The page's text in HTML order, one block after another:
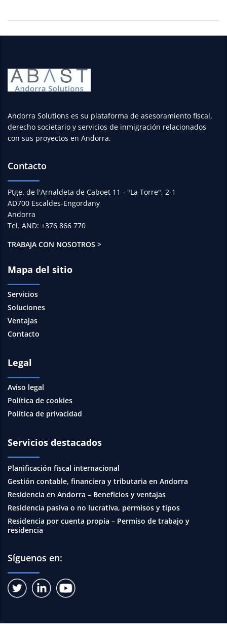
Andorra Solutions es su plataforma de asesoramiento fiscal,
derecho societario y servicios de inmigración relacionados
con sus proyectos en Andorra.
Contacto
Ptge. de l'Arnaldeta de Caboet 11 - "La Torre", 2-1
AD700 Escaldes-Engordany
Andorra
Tel. AND: +376 866 770
TRABAJA CON NOSOTROS >
Mapa del sitio
Servicios
Soluciones
Ventajas
Contacto
Legal
Aviso legal
Política de cookies
Política de privacidad
Servicios destacados
Planificación fiscal internacional
Gestión contable, financiera y tributaria en Andorra
Residencia en Andorra – Beneficios y ventajas
Residencia pasiva o no lucrativa, permisos y tipos
Residencia por cuenta propia – Permiso de trabajo y
residencia
Síguenos en: